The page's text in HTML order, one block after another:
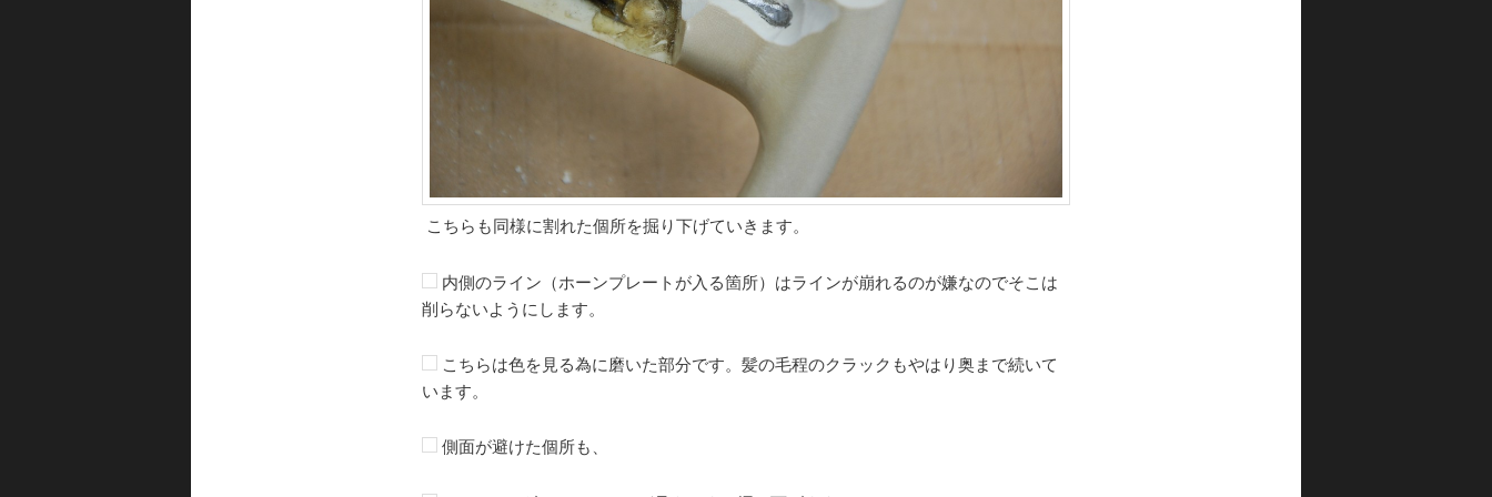
こちらも同様に割れた個所を掘り下げていきます。
内側のライン（ホーンプレートが入る箇所）はラインが崩れるのが嫌なのでそこは
削らないようにします。
こちらは色を見る為に磨いた部分です。髪の毛程のクラックもやはり奥まで続いて
います。
側面が避けた個所も、